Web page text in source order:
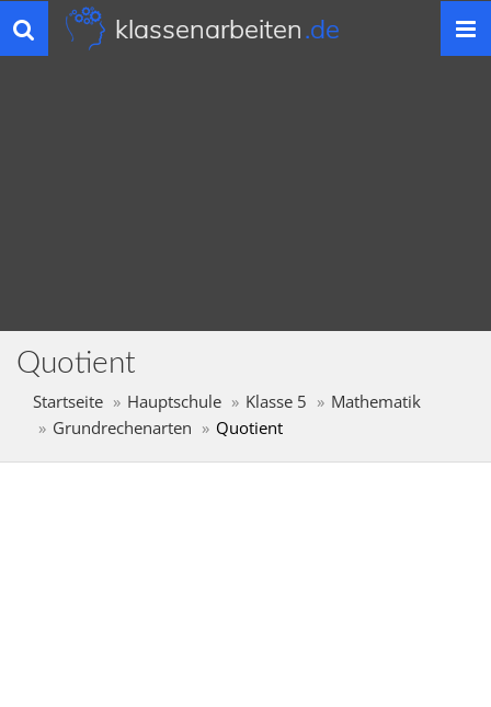
Toggle
navigation
klassenarbeiten.de
Quotient
Startseite Hauptschule Klasse 5
Mathematik
Grundrechenarten
Quotient